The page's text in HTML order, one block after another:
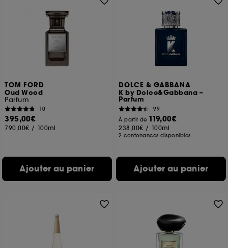
TOM FORD
Oud Wood
Parfum
10
395,00€
790,00€ / 100ml
Ajouter au panier
DOLCE & GABBANA
K by Dolce&Gabbana –
Parfum
99
À partir de 119,00€
238,00€ / 100ml
2 contenances disponibles
Ajouter au panier